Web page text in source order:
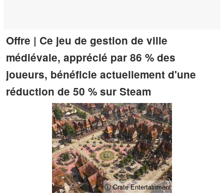
Offre | Ce jeu de gestion de ville
médiévale, apprécié par 86 % des
joueurs, bénéficie actuellement d'une
réduction de 50 % sur Steam
ⓘ Crate Entertainment